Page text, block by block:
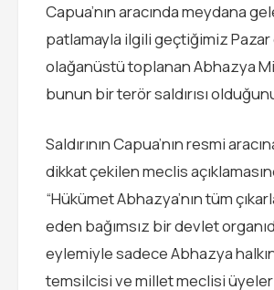
Capua’nın aracında meydana
patlamayla ilgili geçtiğimiz
olağanüstü toplanan Abhazya
bunun bir terör saldırısı
Saldırının Capua’nın resmi
dikkat çekilen meclis
“Hükümet Abhazya’nın tüm
eden bağımsız bir devlet
eylemiyle sadece Abhazya
temsilcisi ve millet meclisi